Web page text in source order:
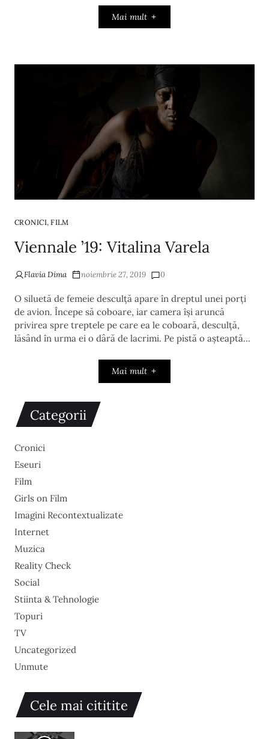
Mai mult
CRONICI,FILM
Viennale ’19: Vitalina Varela
Flavia Dima noiembrie 27, 2019 0
O siluetă de femeie desculță apare în dreptul unei porți
de avion. Începe să coboare, iar camera își aruncă
privirea spre treptele pe care ea le coboară, desculță,
lăsând în urma ei o dâră de lacrimi. Pe pistă o așteaptă…
Mai mult
Categorii
Cronici
Eseuri
Film
Girls on Film
Imagini Recontextualizate
Internet
Muzica
Reality Check
Social
Stiinta & Tehnologie
Topuri
TV
Uncategorized
Unmute
Cele mai cititite